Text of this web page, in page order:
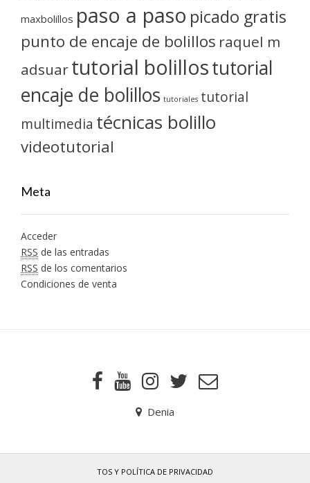
maxbolillos paso a paso picado gratis
punto de encaje de bolillos raquel m
adsuartutorial bolillostutorial
encaje de bolillos tutoriales tutorial
multimedia técnicas bolillo
videotutorial
Meta
Acceder
RSS de las entradas
RSS de los comentarios
Condiciones de venta
Denia
TOS Y POLÍTICA DE PRIVACIDAD